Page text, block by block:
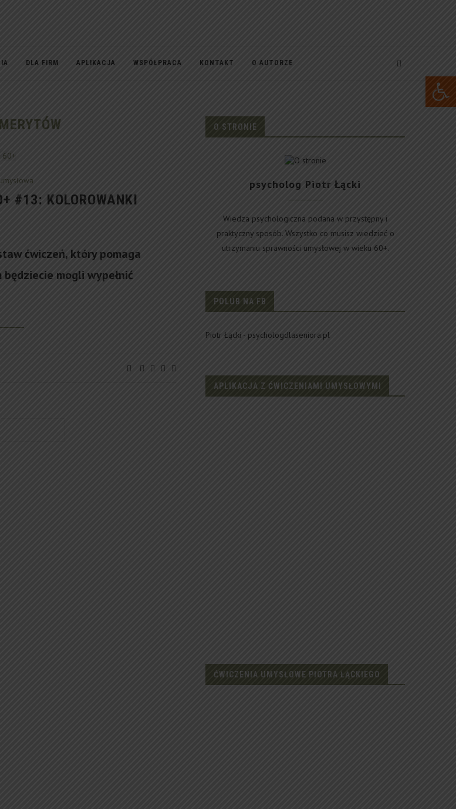
DLA FIRM APLIKACJA WSPÓŁPRACA KONTAKT O AUTORZE
#13: KOLOROWANKI
ćwiczeń, który pomaga
będziecie mogli wypełnić
O STRONIE
psycholog Piotr Łącki
Wiedza psychologiczna podana w przystępny i
praktyczny sposób. Wszystko co musisz wiedzieć o
utrzymaniu sprawności umysłowej w wieku 60+.
POLUB NA FB
Piotr Łącki - psychologdlaseniora.pl
APLIKACJA Z ĆWICZENIAMI UMYSŁOWYMI
ĆWICZENIA UMYSŁOWE PIOTRA ŁĄCKIEGO